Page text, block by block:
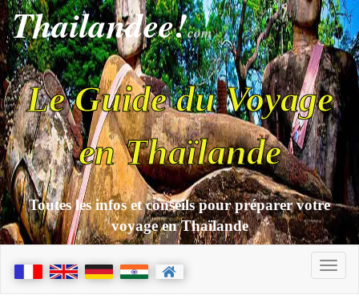
Thailandee!com
Le Guide du Voyage
en Thaïlande
Toutes les infos et conseils pour préparer votre
voyage en Thaïlande